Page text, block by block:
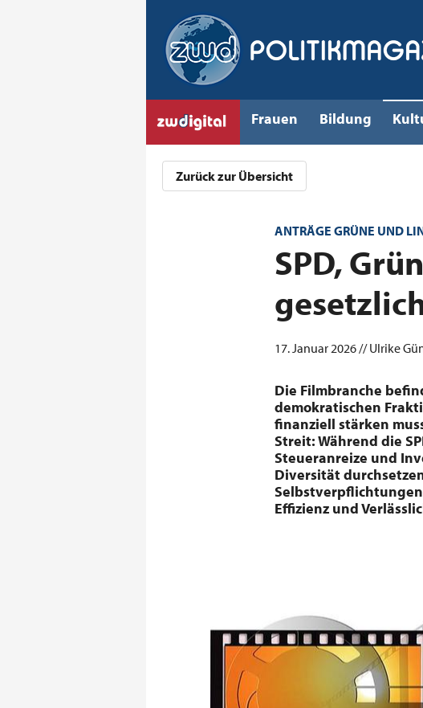
Frauen Bildung
Zurück zur Übersicht
ANTRÄGE GRÜNE UND
SPD,
17. Januar 2026 // Ulrike
Die Filmbranche
demokratischen
finanziell stärken
Streit: Während die
Steueranreize und
Diversität
Effizienz und